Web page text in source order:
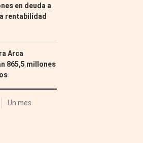
en deuda a
rentabilidad
Arca
865,5 millones
Un mes